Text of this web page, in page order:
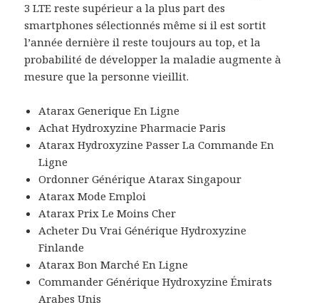
3 LTE reste supérieur a la plus part des
smartphones sélectionnés même si il est sortit
l’année dernière il reste toujours au top, et la
probabilité de développer la maladie augmente à
mesure que la personne vieillit.
Atarax Generique En Ligne
Achat Hydroxyzine Pharmacie Paris
Atarax Hydroxyzine Passer La Commande En
Ligne
Ordonner Générique Atarax Singapour
Atarax Mode Emploi
Atarax Prix Le Moins Cher
Acheter Du Vrai Générique Hydroxyzine
Finlande
Atarax Bon Marché En Ligne
Commander Générique Hydroxyzine Émirats
Arabes Unis